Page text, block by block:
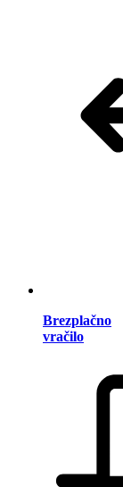
Brezplačno
vračilo